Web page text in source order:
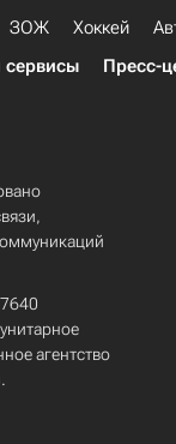
ЗОЖ Хоккей
сервисы Пресс-
агентство